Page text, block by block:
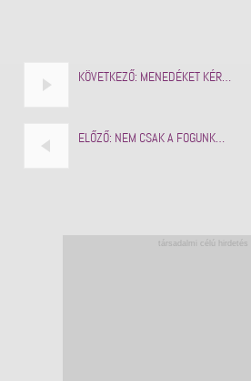
KÖVETKEZŐ: MENEDÉKET KÉR…
ELŐZŐ: NEM CSAK A FOGUNK…
társadalmi célú hirdetés